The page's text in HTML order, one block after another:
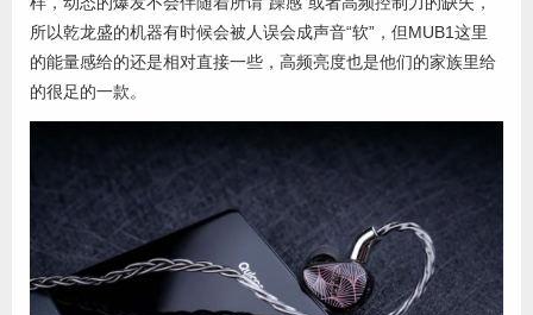
所以乾龙盛的机器有时候会被人误会成声音“软”，但MUB1这里
的能量感给的还是相对直接一些，高频亮度也是他们的家族里给
的很足的一款。